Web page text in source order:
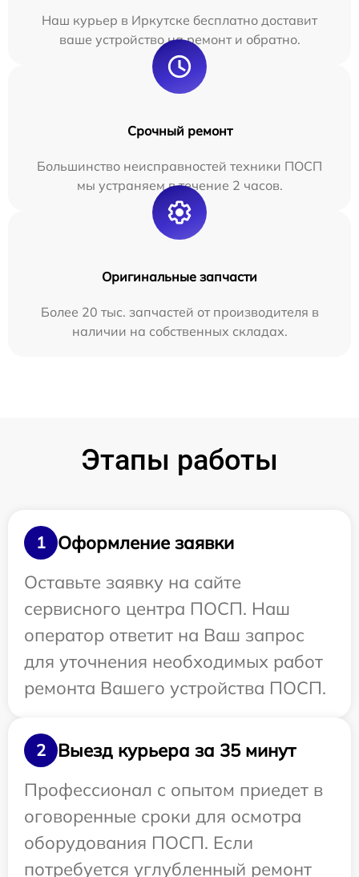
Наш курьер в Иркутске бесплатно доставит
ваше устройство на ремонт и обратно.
Срочный ремонт
Большинство неисправностей техники ПОСП
мы устраняем в течение 2 часов.
Оригинальные запчасти
Более 20 тыс. запчастей от производителя в
наличии на собственных складах.
Этапы работы
1
Оформление заявки
Оставьте заявку на сайте
сервисного центра ПОСП. Наш
оператор ответит на Ваш запрос
для уточнения необходимых работ
ремонта Вашего устройства ПОСП.
2
Выезд курьера за 35 минут
Профессионал с опытом приедет в
оговоренные сроки для осмотра
оборудования ПОСП. Если
потребуется углубленный ремонт